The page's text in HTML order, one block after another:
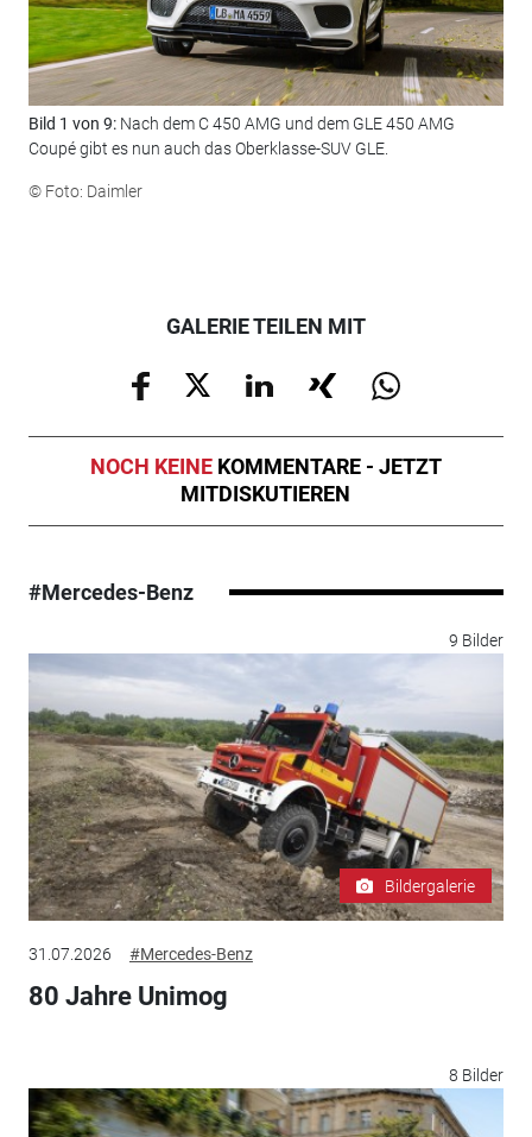
Bild 1 von 9: Nach dem C 450 AMG und dem GLE 450 AMG
Coupé gibt es nun auch das Oberklasse-SUV GLE.
© Foto: Daimler
GALERIE TEILEN MIT
NOCH KEINE KOMMENTARE - JETZT
MITDISKUTIEREN
#Mercedes-Benz
9 Bilder
Bildergalerie
31.07.2026 #Mercedes-Benz
80 Jahre Unimog
8 Bilder